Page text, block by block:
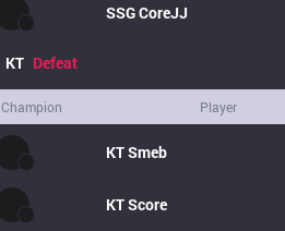
SSGCoreJJ
KT Defeat
Champion Player
KTSmeb
KTScore